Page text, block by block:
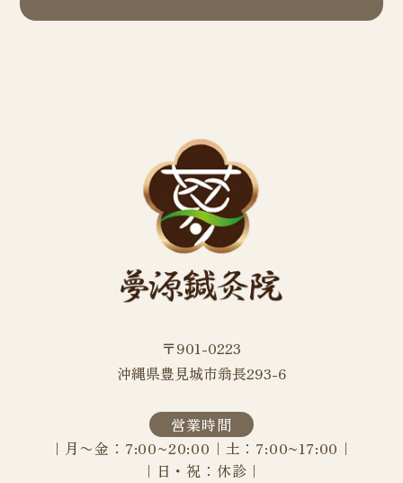
〒901-0223
沖縄県豊見城市翁長293-6
営業時間
｜月〜金：7:00~20:00｜土：7:00~17:00｜
｜ 日・祝：休診｜